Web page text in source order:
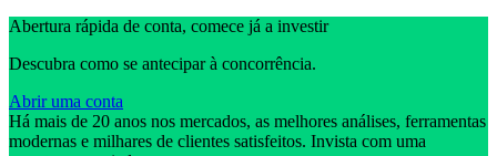
Abertura rápida de conta, comece já a investir
Descubra como se antecipar à concorrência.
Abrir uma conta
Há mais de 20 anos nos mercados, as melhores análises, ferramentas
modernas e milhares de clientes satisfeitos. Invista com uma